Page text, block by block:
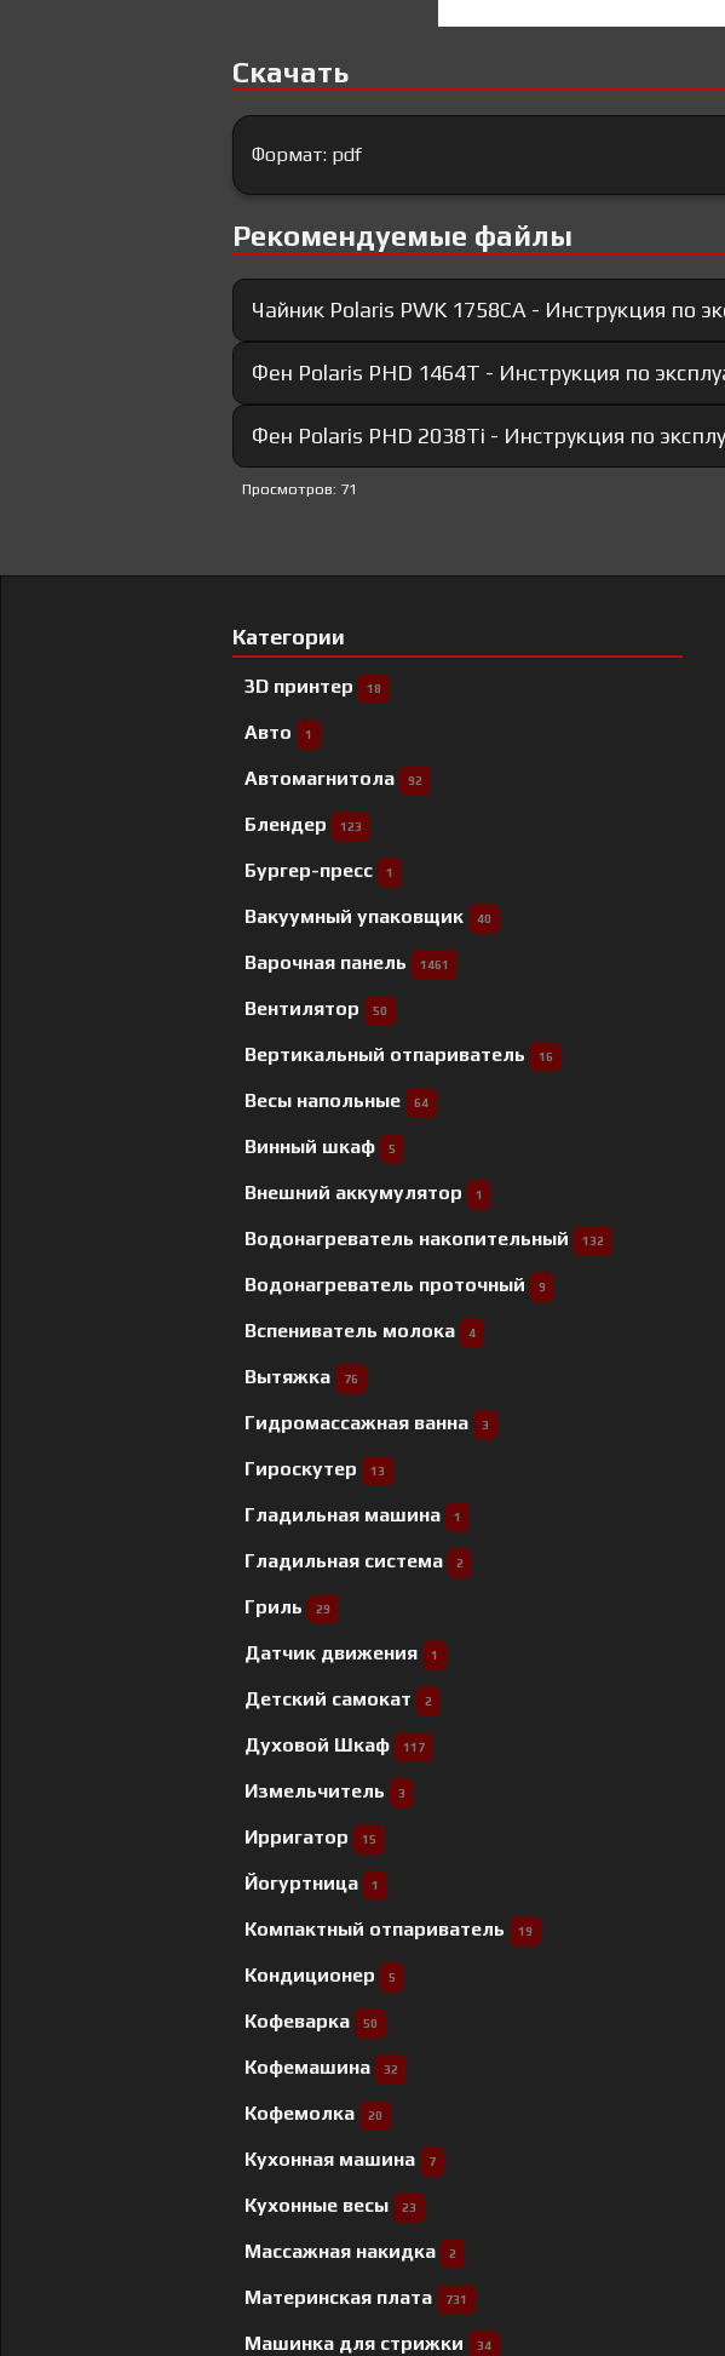
Скачать
Формат: pdf
Рекомендуемые файлы
Чайник Polaris PWK 1758CA - Инструкция по
Фен Polaris PHD 1464T - Инструкция по
Фен Polaris PHD 2038Ti - Инструкция по
Просмотров: 71
Категории
3D принтер 18
Авто 1
Автомагнитола 92
Блендер 123
Бургер-пресс 1
Вакуумный упаковщик 40
Варочная панель 1461
Вентилятор 50
Вертикальный отпариватель 16
Весы напольные 64
Винный шкаф 5
Внешний аккумулятор 1
Водонагреватель накопительный 132
Водонагреватель проточный 9
Вспениватель молока 4
Вытяжка 76
Гидромассажная ванна 3
Гироскутер 13
Гладильная машина 1
Гладильная система 2
Гриль 29
Датчик движения 1
Детский самокат 2
Духовой Шкаф 117
Измельчитель 3
Ирригатор 15
Йогуртница 1
Компактный отпариватель 19
Кондиционер 5
Кофеварка 50
Кофемашина 32
Кофемолка 20
Кухонная машина 7
Кухонные весы 23
Массажная накидка 2
Материнская плата 731
Машинка для стрижки 34